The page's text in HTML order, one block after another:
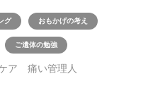
グ おもかげの考え
ご遺体の勉強
ア 痛い管理人